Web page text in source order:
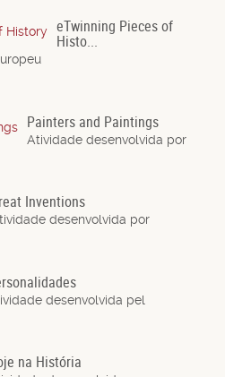
eTwinning Pieces of
Histo...
Painters and Paintings
Atividade desenvolvida por
Inventions
desenvolvida por
desenvolvida pel
na História